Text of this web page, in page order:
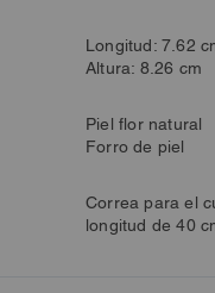
Longitud: 7.62
Altura: 8.26 cm
Piel flor natural
Forro de piel
Correa para el
longitud de 40